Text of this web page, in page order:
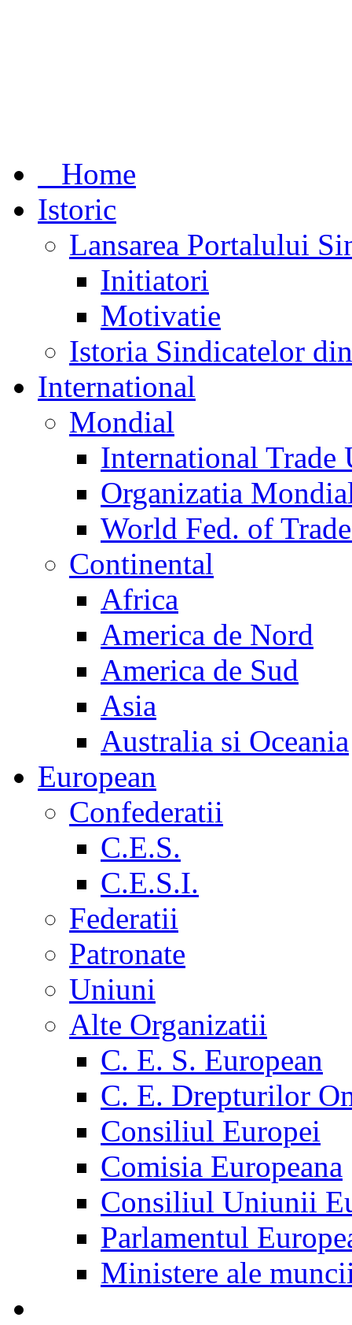
Home
Istoric
Lansarea Portalului
Initiatori
Motivatie
Istoria Sindicatelor
International
Mondial
International Trade
Organizatia
World Fed. of
Continental
Africa
America de Nord
America de Sud
Asia
Australia si Oceania
European
Confederatii
C.E.S.
C.E.S.I.
Federatii
Patronate
Uniuni
Alte Organizatii
C. E. S. European
C. E. Drepturilor
Consiliul Europei
Comisia Europeana
Consiliul Uniunii
Parlamentul
Ministere ale